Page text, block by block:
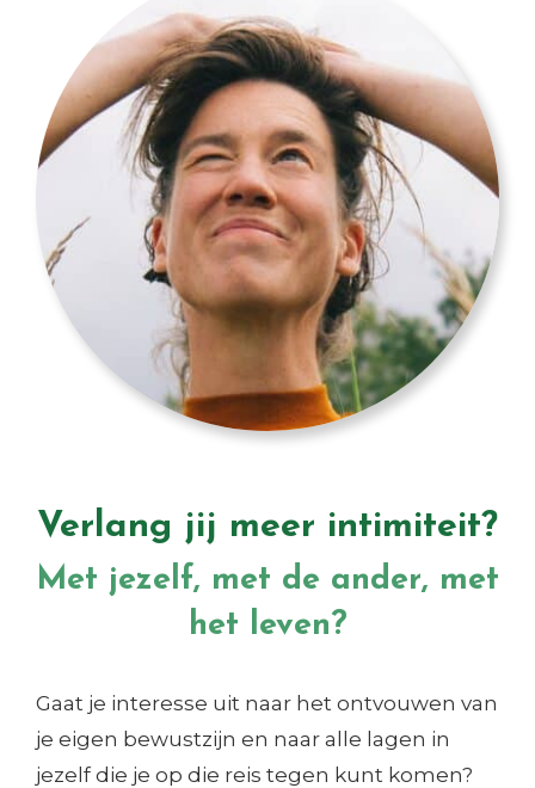
Verlang jij meer intimiteit?
Met jezelf, met de ander, met
het leven?
Gaat je interesse uit naar het ontvouwen van
je eigen bewustzijn en naar alle lagen in
jezelf die je op die reis tegen kunt komen?